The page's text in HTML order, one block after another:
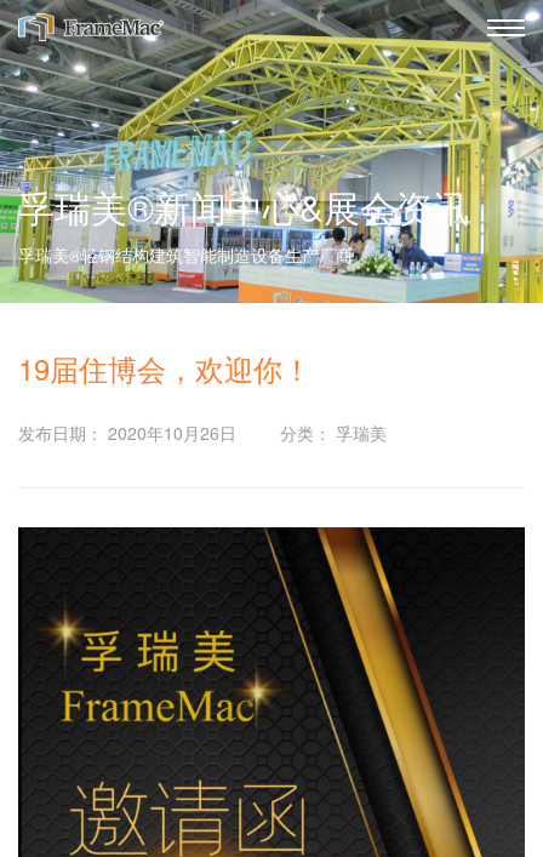
孚瑞美®新闻中心&展会资讯
孚瑞美®轻钢结构建筑智能制造设备生产厂商
19届住博会，欢迎你！
发布日期： 2020年10月26日 分类： 孚瑞美